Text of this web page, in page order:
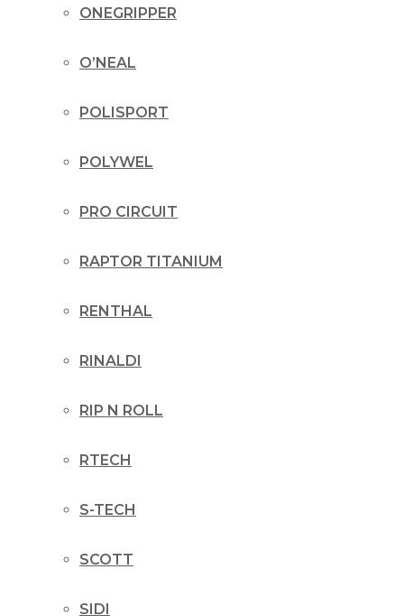
ONEGRIPPER
O’NEAL
POLISPORT
POLYWEL
PRO CIRCUIT
RAPTOR TITANIUM
RENTHAL
RINALDI
RIP N ROLL
RTECH
S-TECH
SCOTT
SIDI